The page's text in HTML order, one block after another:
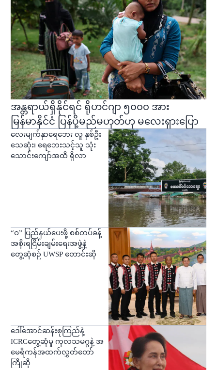
အန္တရာယ်ရှိနိုင်ရင် ရိုဟင်ဂျာ ၅၀၀၀ အား
မြန်မာနိုင်ငံ ပြန်ပို့မည်မဟုတ်ဟု မလေးရှားပြော
လေးမျက်နှာရေဘေး လူ နှစ်ဦး
သေဆုံး၊ ရေဘေးသင့်သူ သုံး
သောင်းကျော်အထိ ရှိလာ
“ဝ” ပြည်နယ်ပေးဖို့ စစ်တပ်ခန့်
အစိုးရငြိမ်းချမ်းရေးအဖွဲ့နဲ့
တွေ့ဆုံစဉ် UWSP တောင်းဆို
ဒေါ်အောင်ဆန်းစုကြည်နဲ့
ICRCတွေ့ဆုံမှု ကုလသမဂ္ဂနဲ့ အ
မေရိကန်အထက်လွှတ်တော်
ကြိုဆို